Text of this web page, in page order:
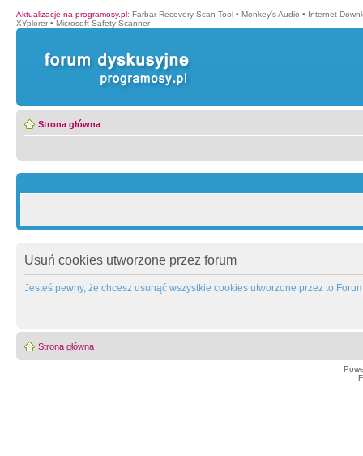
Aktualizacje na programosy.pl: Farbar Recovery Scan Tool • Monkey′s Audio • Internet
XYplorer • Microsoft Safety Scanner
Strona główna
Usuń cookies utworzone przez forum
Jesteś pewny, że chcesz usunąć wszystkie cookies utworzone przez to
Strona główna